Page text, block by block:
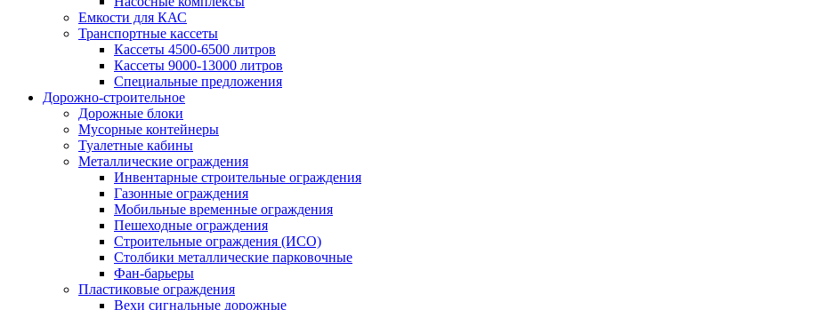
Емкости для КАС
Транспортные кассеты
Кассеты 4500-6500 литров
Кассеты 9000-13000 литров
Специальные предложения
Дорожно-строительное
Дорожные блоки
Мусорные контейнеры
Туалетные кабины
Металлические ограждения
Инвентарные строительные ограждения
Газонные ограждения
Мобильные временные ограждения
Пешеходные ограждения
Строительные ограждения (ИСО)
Столбики металлические парковочные
Фан-барьеры
Пластиковые ограждения
Вехи сигнальные дорожные